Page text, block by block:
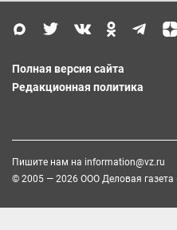
Полная версия сайта
Редакционная политика
Пишите нам на information@vz.ru
© 2005 — 2026 ООО Деловая газета